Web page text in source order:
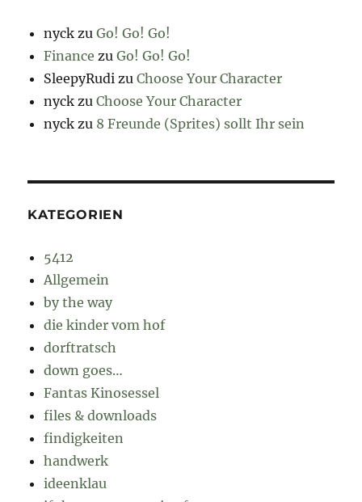
nyck zuGo! Go! Go!
Finance zuGo! Go! Go!
SleepyRudi zuChoose Your Character
nyck zuChoose Your Character
nyck zu 8 Freunde (Sprites) sollt Ihr sein
KATEGORIEN
5412
Allgemein
by the way
die kinder vom hof
dorftratsch
down goes…
Fantas Kinosessel
files & downloads
findigkeiten
handwerk
ideenklau